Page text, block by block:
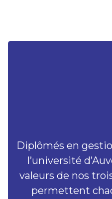
Diplômés en
l’université
valeurs de nos
permettent